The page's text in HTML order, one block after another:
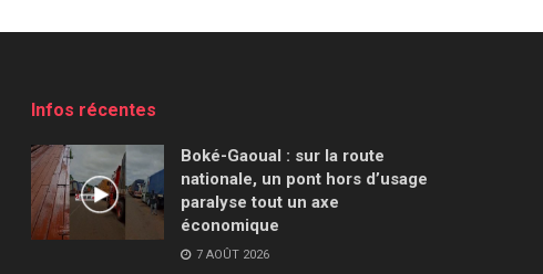
Infos récentes
Boké-Gaoual : sur la route
nationale, un pont hors d’usage
paralyse tout un axe
économique
7 AOÛT 2026